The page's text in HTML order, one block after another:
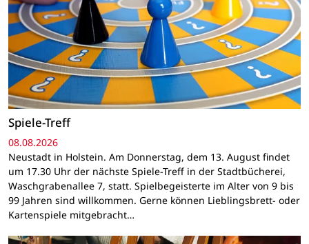
Spiele-Treff
08.08.2026
Neustadt in Holstein. Am Donnerstag, dem 13. August findet
um 17.30 Uhr der nächste Spiele-Treff in der Stadtbücherei,
Waschgrabenallee 7, statt. Spielbegeisterte im Alter von 9 bis
99 Jahren sind willkommen. Gerne können Lieblingsbrett- oder
Kartenspiele mitgebracht…